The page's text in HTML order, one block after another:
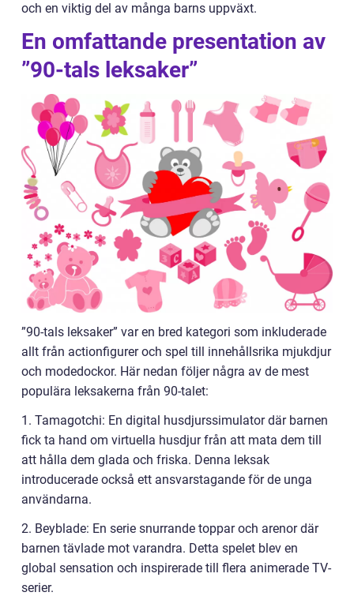
och en viktig del av många barns uppväxt.
En omfattande presentation av
”90-tals leksaker”
”90-tals leksaker” var en bred kategori som inkluderade
allt från actionfigurer och spel till innehållsrika mjukdjur
och modedockor. Här nedan följer några av de mest
populära leksakerna från 90-talet:
1. Tamagotchi: En digital husdjurssimulator där barnen
fick ta hand om virtuella husdjur från att mata dem till
att hålla dem glada och friska. Denna leksak
introducerade också ett ansvarstagande för de unga
användarna.
2. Beyblade: En serie snurrande toppar och arenor där
barnen tävlade mot varandra. Detta spelet blev en
global sensation och inspirerade till flera animerade TV-
serier.